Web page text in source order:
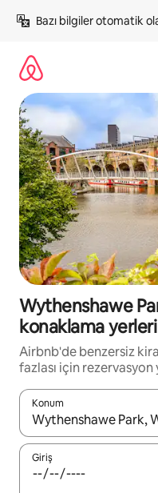
atla
Bazı bilgiler otomatik
Wythenshawe
konaklama yerleri
Airbnb'de benzersiz
fazlası için rezervasyon
Konum
Sonuçlar kullanılabilir
Giriş